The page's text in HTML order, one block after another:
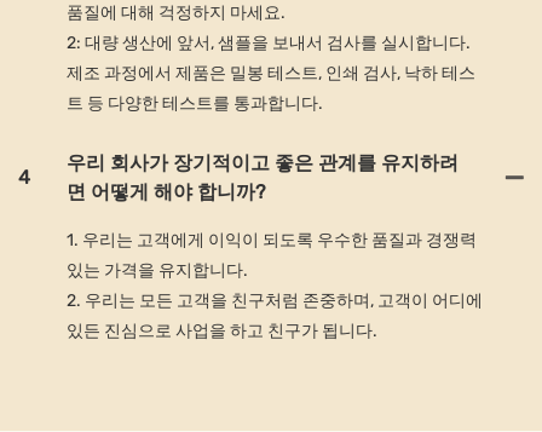
품질에 대해 걱정하지 마세요.
2: 대량 생산에 앞서, 샘플을 보내서 검사를 실시합니다.
제조 과정에서 제품은 밀봉 테스트, 인쇄 검사, 낙하 테스
트 등 다양한 테스트를 통과합니다.
4
우리 회사가 장기적이고 좋은 관계를 유지하려
면 어떻게 해야 합니까?
1. 우리는 고객에게 이익이 되도록 우수한 품질과 경쟁력
있는 가격을 유지합니다.
2. 우리는 모든 고객을 친구처럼 존중하며, 고객이 어디에
있든 진심으로 사업을 하고 친구가 됩니다.